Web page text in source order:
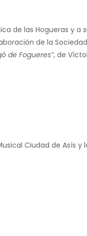
de las Hogueras y a
de la Sociedad
de Fogueres”, de
Ciudad de Asís y